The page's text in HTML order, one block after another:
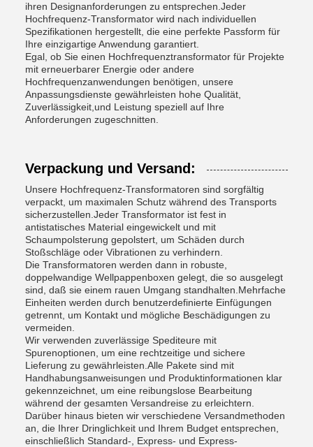
ihren Designanforderungen zu entsprechen.Jeder
Hochfrequenz-Transformator wird nach individuellen
Spezifikationen hergestellt, die eine perfekte Passform für
Ihre einzigartige Anwendung garantiert.
Egal, ob Sie einen Hochfrequenztransformator für Projekte
mit erneuerbarer Energie oder andere
Hochfrequenzanwendungen benötigen, unsere
Anpassungsdienste gewährleisten hohe Qualität,
Zuverlässigkeit,und Leistung speziell auf Ihre
Anforderungen zugeschnitten.
Verpackung und Versand:
Unsere Hochfrequenz-Transformatoren sind sorgfältig
verpackt, um maximalen Schutz während des Transports
sicherzustellen.Jeder Transformator ist fest in
antistatisches Material eingewickelt und mit
Schaumpolsterung gepolstert, um Schäden durch
Stoßschläge oder Vibrationen zu verhindern.
Die Transformatoren werden dann in robuste,
doppelwandige Wellpappenboxen gelegt, die so ausgelegt
sind, daß sie einem rauen Umgang standhalten.Mehrfache
Einheiten werden durch benutzerdefinierte Einfügungen
getrennt, um Kontakt und mögliche Beschädigungen zu
vermeiden.
Wir verwenden zuverlässige Spediteure mit
Spurenoptionen, um eine rechtzeitige und sichere
Lieferung zu gewährleisten.Alle Pakete sind mit
Handhabungsanweisungen und Produktinformationen klar
gekennzeichnet, um eine reibungslose Bearbeitung
während der gesamten Versandreise zu erleichtern.
Darüber hinaus bieten wir verschiedene Versandmethoden
an, die Ihrer Dringlichkeit und Ihrem Budget entsprechen,
einschließlich Standard-, Express- und Express-